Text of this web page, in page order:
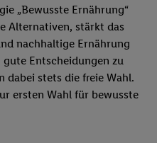
„Bewusste Ernährung“
Alternativen, stärkt das
nachhaltige Ernährung
Entscheidungen zu
dabei stets die freie Wahl.
ersten Wahl für bewusste